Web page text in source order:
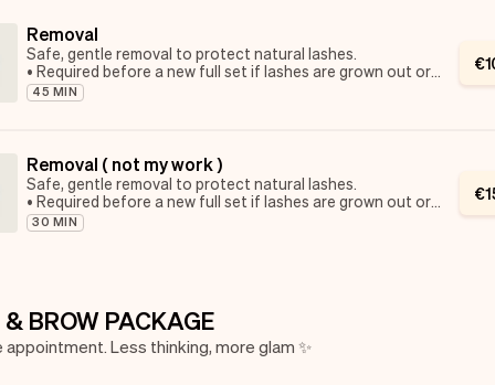
• Lash cleaning brush
Removal
Safe, gentle removal to protect natural lashes.
• Required before a new full set if lashes are grown out or
damaged
45 MIN
€
Removal ( not my work )
Safe, gentle removal to protect natural lashes.
• Required before a new full set if lashes are grown out or
damaged
30 MIN
€
BROW PACKAGE
appointment. Less thinking, more glam ✨